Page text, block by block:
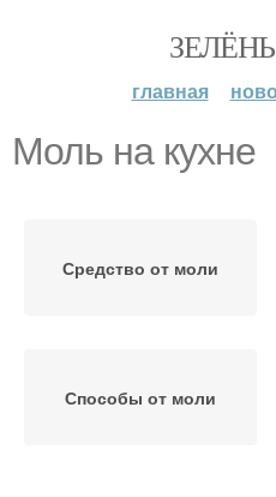
главная
Моль на кухне
Средство от моли
Способы от моли